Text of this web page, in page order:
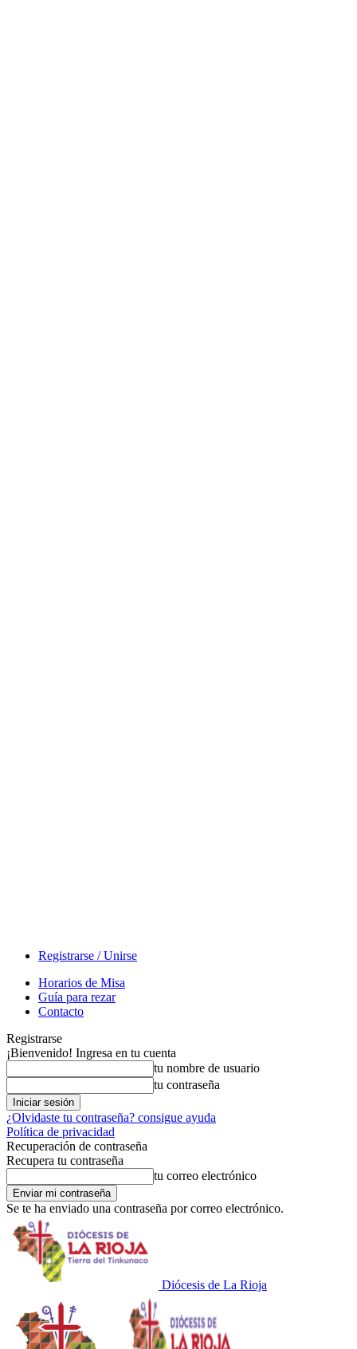
Registrarse / Unirse
Horarios de Misa
Guía para rezar
Contacto
Registrarse
¡Bienvenido! Ingresa en tu cuenta
tu nombre de usuario
tu contraseña
¿Olvidaste tu contraseña? consigue ayuda
Política de privacidad
Recuperación de contraseña
Recupera tu contraseña
tu correo electrónico
Se te ha enviado una contraseña por correo electrónico.
Diócesis de La Rioja